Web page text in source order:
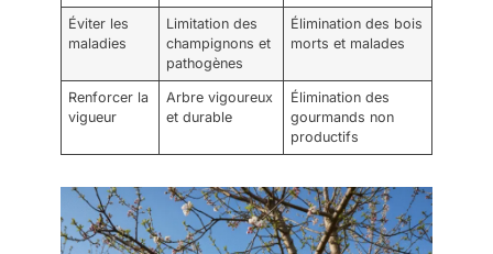
Éviter les
maladies
Limitation des
champignons et
pathogènes
Élimination des bois
morts et malades
Renforcer la
vigueur
Arbre vigoureux
et durable
Élimination des
gourmands non
productifs